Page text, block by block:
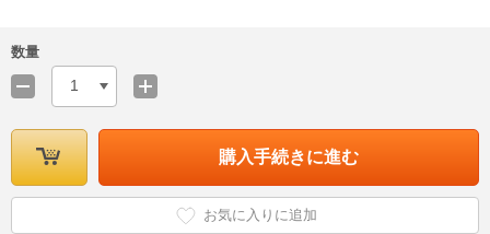
数量
1
購入手続きに進む
お気に入りに追加